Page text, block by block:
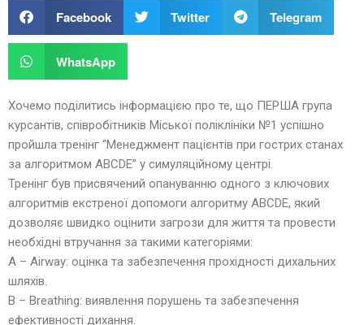
Facebook Twitter Telegram
WhatsApp
Хочемо поділитись інформацією про те, що ПЕРША група
курсантів, співробітників Міської поліклініки №1 успішно
пройшла тренінг “Менеджмент пацієнтів при гострих станах
за алгоритмом ABCDЕ” у симуляційному центрі.
Тренінг був присвячений опануванню одного з ключових
алгоритмів екстреної допомоги алгоритму ABCDE, який
дозволяє швидко оцінити загрози для життя та провести
необхідні втручання за такими категоріями:
A – Airway: оцінка та забезпечення прохідності дихальних
шляхів.
B – Breathing: виявлення порушень та забезпечення
ефективності дихання.